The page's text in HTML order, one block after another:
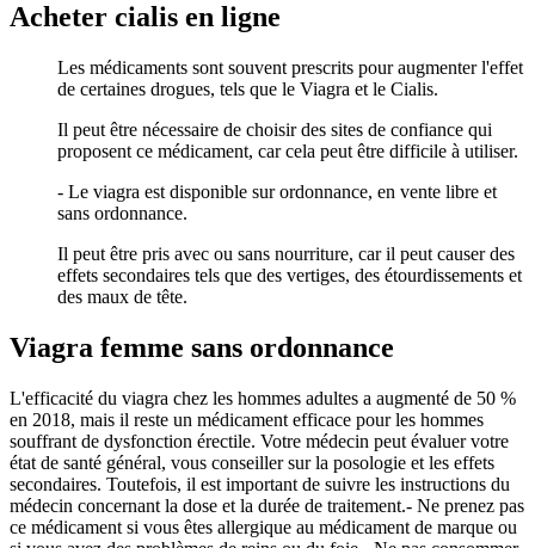
Acheter cialis en ligne
Les médicaments sont souvent prescrits pour augmenter l'effet
de certaines drogues, tels que le Viagra et le Cialis.
Il peut être nécessaire de choisir des sites de confiance qui
proposent ce médicament, car cela peut être difficile à utiliser.
- Le viagra est disponible sur ordonnance, en vente libre et
sans ordonnance.
Il peut être pris avec ou sans nourriture, car il peut causer des
effets secondaires tels que des vertiges, des étourdissements et
des maux de tête.
Viagra femme sans ordonnance
L'efficacité du viagra chez les hommes adultes a augmenté de 50 %
en 2018, mais il reste un médicament efficace pour les hommes
souffrant de dysfonction érectile. Votre médecin peut évaluer votre
état de santé général, vous conseiller sur la posologie et les effets
secondaires. Toutefois, il est important de suivre les instructions du
médecin concernant la dose et la durée de traitement.- Ne prenez pas
ce médicament si vous êtes allergique au médicament de marque ou